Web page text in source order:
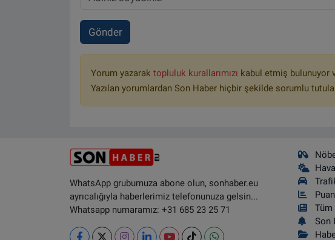
Gönder
Yorum yazarak topluluk kurallarımızı kabul etmiş bulunuyor
Yazılan yorumlardan Son Haber hiçbir şekilde sorumlu
WhatsApp grubumuza abone olun, sonhaber.eu
ayrıcalığıyla haberlerimiz telefonunuza gelsin...
Whatsapp numaramız: +31 685 23 25 71
Son